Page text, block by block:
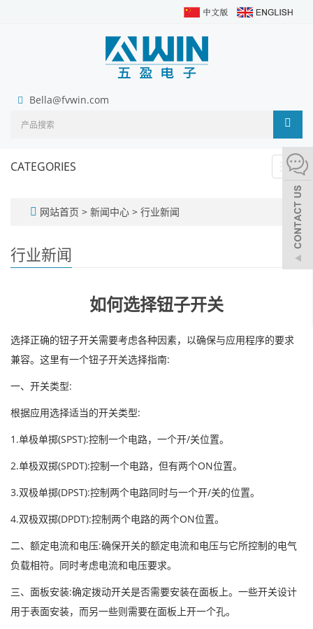
Bella@fvwin.com
CATEGORIES
网站首页 > 新闻中心 > 行业新闻
行业新闻
如何选择钮子开关
选择正确的钮子开关需要考虑各种因素，以确保与应用程序的要求
兼容。这里有一个钮子开关选择指南:
一、开关类型:
根据应用选择适当的开关类型:
1.单极单掷(SPST):控制一个电路，一个开/关位置。
2.单极双掷(SPDT):控制一个电路，但有两个ON位置。
3.双极单掷(DPST):控制两个电路同时与一个开/关的位置。
4.双极双掷(DPDT):控制两个电路的两个ON位置。
二、额定电流和电压:确保开关的额定电流和电压与它所控制的电气
负载相符。同时考虑电流和电压要求。
三、面板安装:确定拨动开关是否需要安装在面板上。一些开关设计
用于表面安装，而另一些则需要在面板上开一个孔。